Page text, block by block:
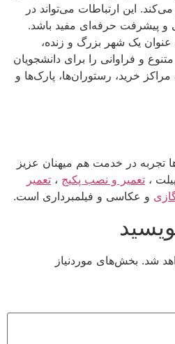
این ارتباطات می‌تواند در
پیشرفت حرفه‌ای مفید باشد.
یک شهر بزرگ و زنده،
و فراوانی را برای دانشجویان
خرید، رستوران‌ها، پارک‌ها و
تجربه در خدمت هم میهنان عزیز
، تعمیر و نصب پکیج ، تعمیر
و عکاسی و فیلمبرداری است.
شد. بخش‌های موردنیاز